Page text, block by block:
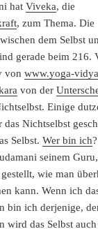
hatViveka, die
, zum Thema. Die
dem Selbst
gerade beim 216.
vonwww.yoga-
von der
Einige
das Nichtselbst
Selbst.Wer bin ich
seinem
wie man
kann. Wenn ich
bin ich derjenige,
wird das Selbst